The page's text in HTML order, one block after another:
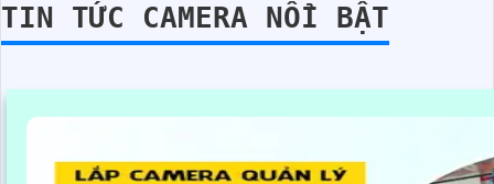
TIN TỨC CAMERA NỔI BẬT